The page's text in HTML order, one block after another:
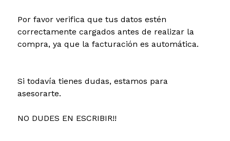
Por favor verifica que tus datos estén
correctamente cargados antes de realizar la
compra, ya que la facturación es automática.
Si todavía tienes dudas, estamos para
asesorarte.
NO DUDES EN ESCRIBIR!!